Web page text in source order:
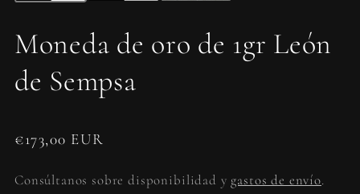
Moneda de oro de 1gr León
de Sempsa
€173,00 EUR
Consúltanos sobre disponibilidad y gastos de envío.